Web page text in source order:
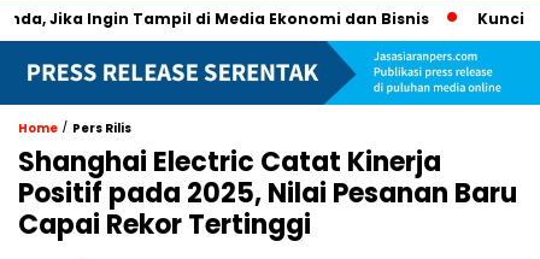
Jika Ingin Tampil di Media Ekonomi dan Bisnis Kunci
Home / Pers Rilis
Shanghai Electric Catat Kinerja
Positif pada 2025, Nilai Pesanan Baru
Capai Rekor Tertinggi